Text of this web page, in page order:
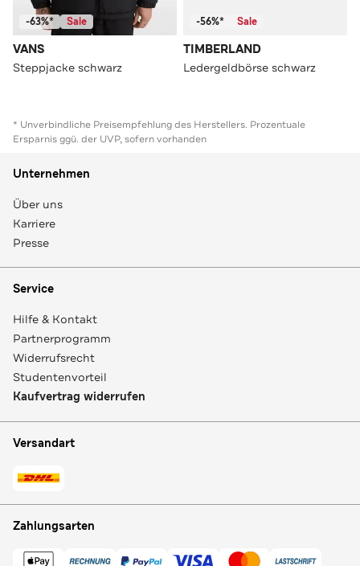
-63%* Sale
VANS
Steppjacke schwarz
-56%* Sale
TIMBERLAND
Ledergeldbörse schwarz
* Unverbindliche Preisempfehlung des Herstellers. Prozentuale
Ersparnis ggü. der UVP, sofern vorhanden
Unternehmen
Über uns
Karriere
Presse
Service
Hilfe & Kontakt
Partnerprogramm
Widerrufsrecht
Studentenvorteil
Kaufvertrag widerrufen
Versandart
Zahlungsarten